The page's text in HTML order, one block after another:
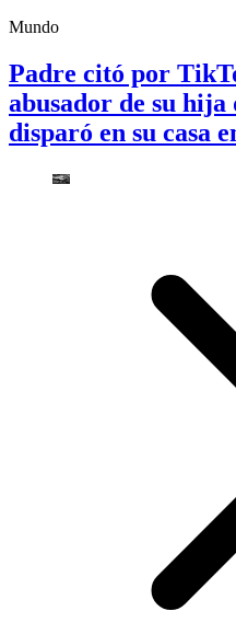
Mundo
Padre citó por
abusador de su hija
disparó en su casa